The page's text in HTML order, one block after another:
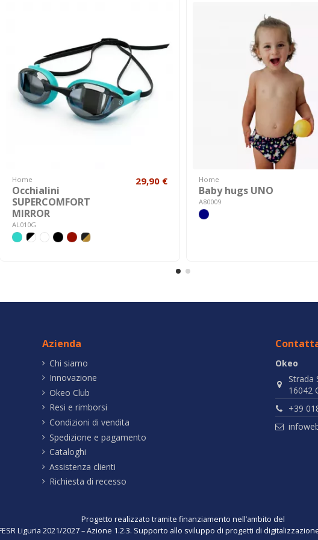
Home
Occhialini
SUPERCOMFORT
MIRROR
AL010G
29,90 € Home
Baby hugs UNO
A80009
Azienda
Chi siamo
Innovazione
Okeo Club
Resi e rimborsi
Condizioni di vendita
Spedizione e pagamento
Cataloghi
Assistenza clienti
Richiesta di recesso
Okeo
Strada
16042
+39
Progetto realizzato tramite finanziamento nell’ambito del
Liguria 2021/2027 – Azione 1.2.3. Supporto allo sviluppo di progetti di